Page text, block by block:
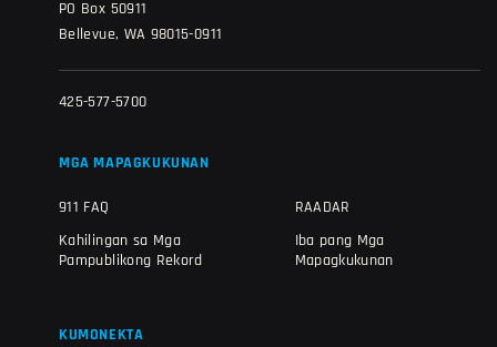
PO Box 50911
Bellevue, WA 98015-0911
425-577-5700
MGA MAPAGKUKUNAN
911 FAQ
Kahilingan sa Mga
Pampublikong Rekord
RAADAR
Iba pang Mga
Mapagkukunan
KUMONEKTA